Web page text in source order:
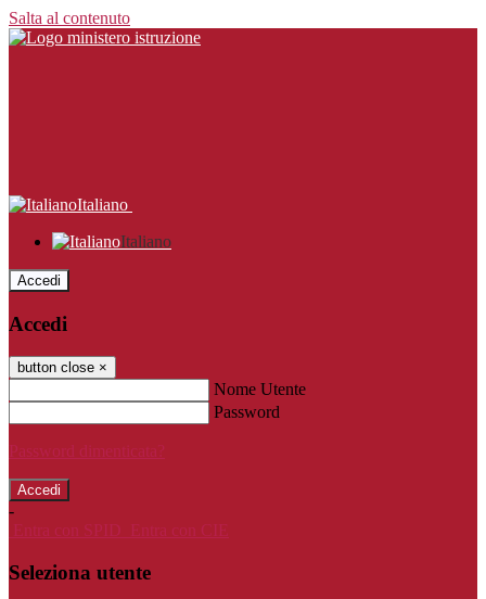
Salta al contenuto
Italiano
Italiano
Accedi
Accedi
button close ×
Nome Utente
Password
Password dimenticata?
-
Entra con SPID
Entra con CIE
Seleziona utente